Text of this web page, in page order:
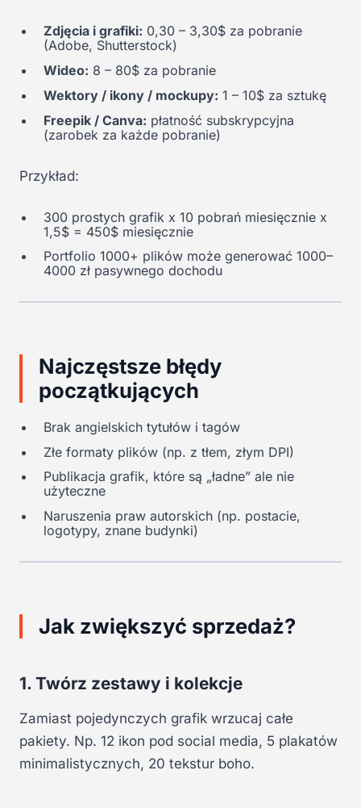
Zdjęcia i grafiki: 0,30 – 3,30$ za pobranie
(Adobe, Shutterstock)
Wideo: 8 – 80$ za pobranie
Wektory / ikony / mockupy: 1 – 10$ za sztukę
Freepik / Canva: płatność subskrypcyjna
(zarobek za każde pobranie)
Przykład:
300 prostych grafik x 10 pobrań miesięcznie x
1,5$ = 450$ miesięcznie
Portfolio 1000+ plików może generować 1000–
4000 zł pasywnego dochodu
Najczęstsze błędy
początkujących
Brak angielskich tytułów i tagów
Złe formaty plików (np. z tłem, złym DPI)
Publikacja grafik, które są „ładne” ale nie
użyteczne
Naruszenia praw autorskich (np. postacie,
logotypy, znane budynki)
Jak zwiększyć sprzedaż?
1. Twórz zestawy i kolekcje
Zamiast pojedynczych grafik wrzucaj całe
pakiety. Np. 12 ikon pod social media, 5 plakatów
minimalistycznych, 20 tekstur boho.